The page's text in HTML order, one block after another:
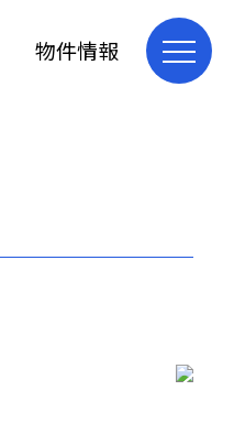
物件情報